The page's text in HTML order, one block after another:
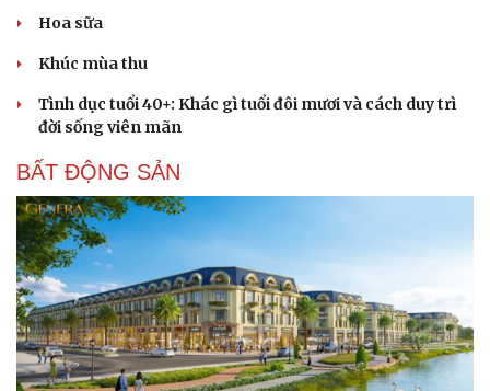
Cải chính
Hoa sữa
Khúc mùa thu
Tình dục tuổi 40+: Khác gì tuổi đôi mươi và cách duy trì
đời sống viên mãn
BẤT ĐỘNG SẢN